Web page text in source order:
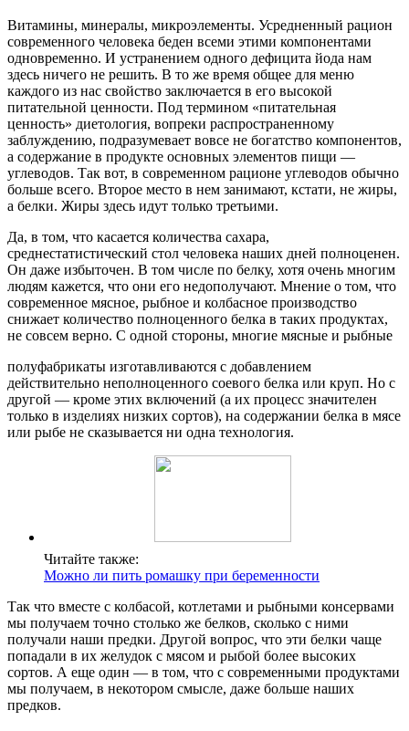
Витамины, минералы, микроэлементы. Усредненный рацион
современного человека беден всеми этими компонентами
одновременно. И устранением одного дефицита йода нам
здесь ничего не решить. В то же время общее для меню
каждого из нас свойство заключается в его высокой
питательной ценности. Под термином «питательная
ценность» диетология, вопреки распространенному
заблуждению, подразумевает вовсе не богатство компонентов,
а содержание в продукте основных элементов пищи —
углеводов. Так вот, в современном рационе углеводов обычно
больше всего. Второе место в нем занимают, кстати, не жиры,
а белки. Жиры здесь идут только третьими.
Да, в том, что касается количества сахара,
среднестатистический стол человека наших дней полноценен.
Он даже избыточен. В том числе по белку, хотя очень многим
людям кажется, что они его недополучают. Мнение о том, что
современное мясное, рыбное и колбасное производство
снижает количество полноценного белка в таких продуктах,
не совсем верно. С одной стороны, многие мясные и рыбные
полуфабрикаты изготавливаются с добавлением
действительно неполноценного соевого белка или круп. Но с
другой — кроме этих включений (а их процесс значителен
только в изделиях низких сортов), на содержании белка в мясе
или рыбе не сказывается ни одна технология.
Читайте также:
Можно ли пить ромашку при беременности
Так что вместе с колбасой, котлетами и рыбными консервами
мы получаем точно столько же белков, сколько с ними
получали наши предки. Другой вопрос, что эти белки чаще
попадали в их желудок с мясом и рыбой более высоких
сортов. А еще один — в том, что с современными продуктами
мы получаем, в некотором смысле, даже больше наших
предков.